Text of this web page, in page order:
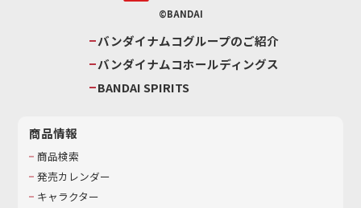
©BANDAI
バンダイナムコグループのご紹介
バンダイナムコホールディングス
BANDAI SPIRITS
商品情報
商品検索
発売カレンダー
キャラクター